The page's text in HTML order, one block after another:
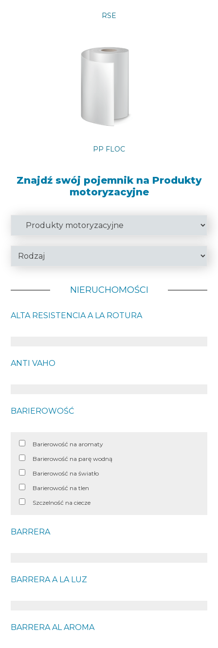
RSE
PP FLOC
Znajdź swój pojemnik na Produkty
motoryzacyjne
NIERUCHOMOŚCI
ALTA RESISTENCIA A LA ROTURA
ANTI VAHO
BARIEROWOŚĆ
Barierowość na aromaty
Barierowość na parę wodną
Barierowość na światło
Barierowość na tlen
Szczelność na ciecze
BARRERA
BARRERA A LA LUZ
BARRERA AL AROMA